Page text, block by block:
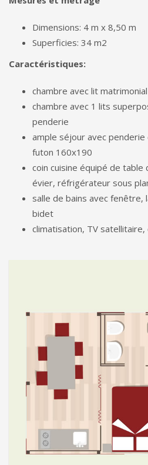
Dimensions: 4 m x 8,50 m
Superficies: 34 m2
Caractéristiques:
chambre avec lit
chambre avec 1 lits
penderie
ample séjour avec
futon 160x190
coin cuisine équipé de table
évier, réfrigérateur sous
salle de bains avec fenêtre,
bidet
climatisation, TV